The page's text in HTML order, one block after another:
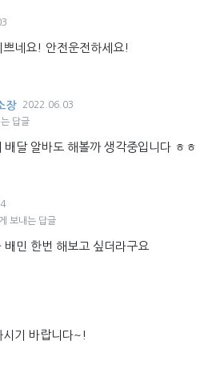
쁘네요! 안전운전하세요!
장
2022.06.03
답글
배달 알바도 해볼까 생각중입니다 ㅎㅎ
보내는 답글
배민 한번 해보고 싶더라구요
시기 바랍니다~!